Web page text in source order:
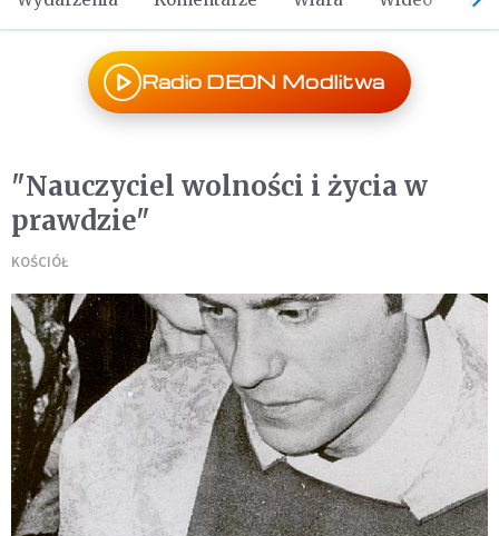
Radio DEON Modlitwa
"Nauczyciel wolności i życia w
prawdzie"
KOŚCIÓŁ